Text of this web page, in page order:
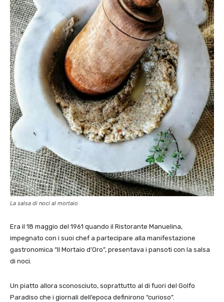
La salsa di noci al mortaio
Era il 18 maggio del 1961 quando il Ristorante Manuelina,
impegnato con i suoi chef a partecipare alla manifestazione
gastronomica “Il Mortaio d’Oro”, presentava i pansoti con la salsa
di noci.
Un piatto allora sconosciuto, soprattutto al di fuori del Golfo
Paradiso che i giornali dell’epoca definirono “curioso”.